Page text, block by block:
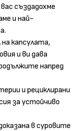
създадохме
и най-
на капсулата,
и ви дава
напред
и рециклирани
за устойчиво
в суровите